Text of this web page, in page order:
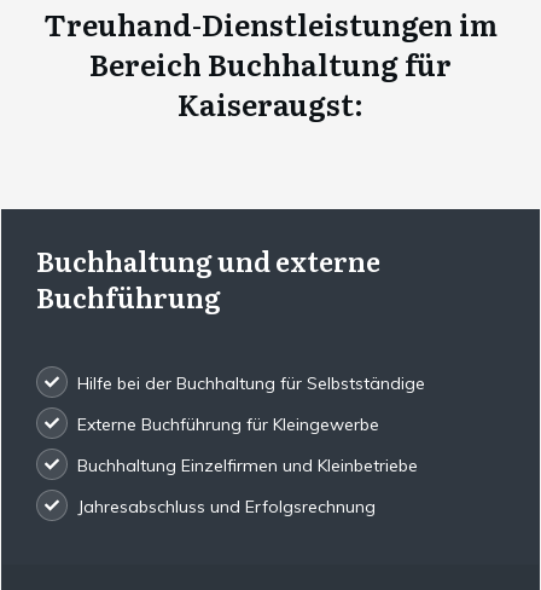
Treuhand-Dienstleistungen im
Bereich Buchhaltung für
Kaiseraugst:
Buchhaltung und externe
Buchführung
Hilfe bei der Buchhaltung für Selbstständige
Externe Buchführung für Kleingewerbe
Buchhaltung Einzelfirmen und Kleinbetriebe
Jahresabschluss und Erfolgsrechnung